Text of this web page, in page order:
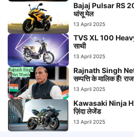
Bajaj Pulsar RS
धांसू मेल
13 April 2025
TVS XL 100 Heavy
साथी
13 April 2025
Rajnath Singh Net
सम्पत्ति के मालिक हैं!
13 April 2025
Kawasaki Ninja
ज़िंदा लेजेंड
13 April 2025